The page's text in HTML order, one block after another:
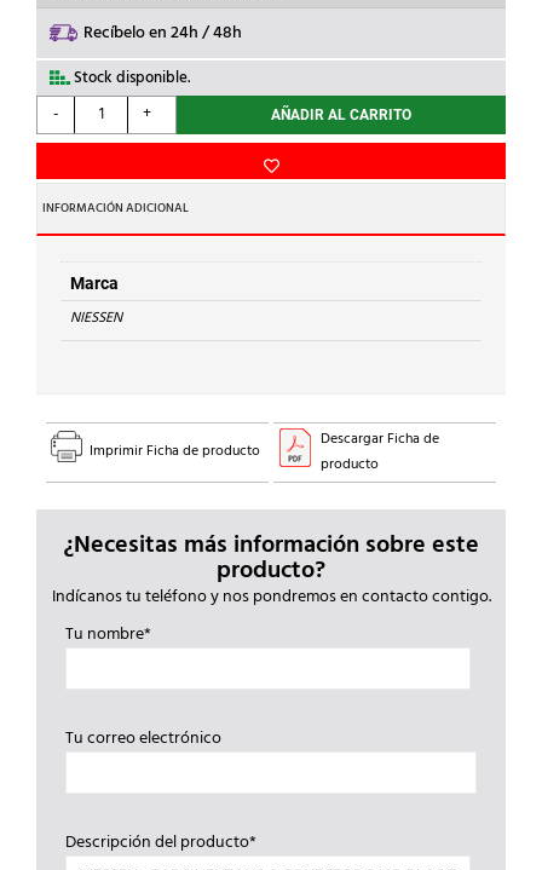
Recíbelo en 24h / 48h
Stock disponible.
-
NIESSEN
-
VENTANA
2
CONECTOR
RJ45
OLAS
TITANIO
cantidad
+ AÑADIR AL CARRITO
INFORMACIÓN ADICIONAL
Marca
NIESSEN
Imprimir Ficha de producto
Descargar Ficha de
producto
¿Necesitas más información sobre este
producto?
Indícanos tu teléfono y nos pondremos en contacto contigo.
Tu nombre*
Tu correo electrónico
Descripción del producto*